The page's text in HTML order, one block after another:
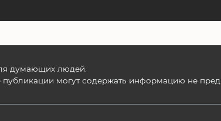
думающих людей.
могут содержать информацию не